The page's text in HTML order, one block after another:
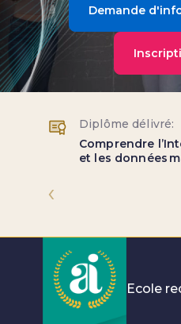
Demande
Diplôme délivré:
Comprendre
et les données
‹
Ecole